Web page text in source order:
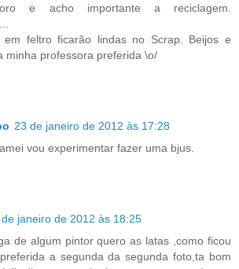
e acho importante a reciclagem.
em feltro ficarão lindas no Scrap. Beijos e
minha professora preferida \o/
23 de janeiro de 2012 às 17:28
vou experimentar fazer uma bjus.
de janeiro de 2012 às 18:25
de algum pintor quero as latas ,como ficou
a segunda da segunda foto,ta bom